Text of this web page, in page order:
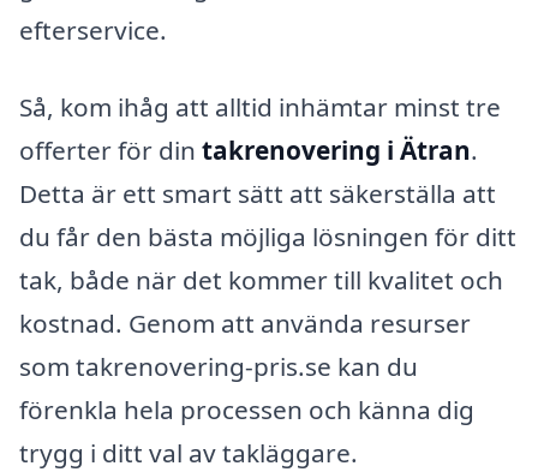
efterservice.
Så, kom ihåg att alltid inhämtar minst tre
offerter för din takrenovering i Ätran.
Detta är ett smart sätt att säkerställa att
du får den bästa möjliga lösningen för ditt
tak, både när det kommer till kvalitet och
kostnad. Genom att använda resurser
som takrenovering-pris.se kan du
förenkla hela processen och känna dig
trygg i ditt val av takläggare.